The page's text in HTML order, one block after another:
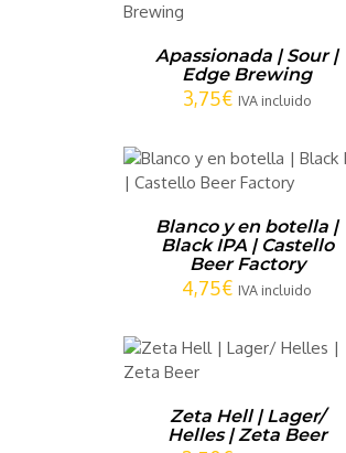
Apassionada | Sour |
Edge Brewing
3,75€ IVA incluido
Blanco y en botella |
Black IPA | Castello
Beer Factory
4,75€ IVA incluido
Zeta Hell | Lager/
Helles | Zeta Beer